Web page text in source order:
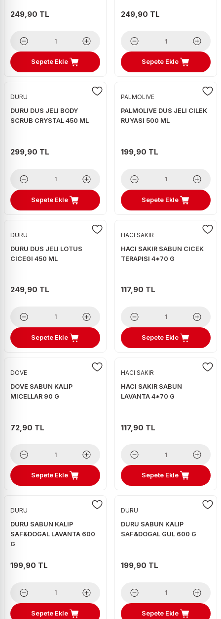
249,90 TL
Sepete Ekle
249,90 TL
Sepete Ekle
DURU
DURU DUS JELI BODY
SCRUB CRYSTAL 450 ML
299,90 TL
Sepete Ekle
PALMOLIVE
PALMOLIVE DUS JELI CILEK
RUYASI 500 ML
199,90 TL
Sepete Ekle
DURU
DURU DUS JELI LOTUS
CICEGI 450 ML
249,90 TL
Sepete Ekle
HACI SAKIR
HACI SAKIR SABUN CICEK
TERAPISI 4*70 G
117,90 TL
Sepete Ekle
DOVE
DOVE SABUN KALIP
MICELLAR 90 G
72,90 TL
Sepete Ekle
HACI SAKIR
HACI SAKIR SABUN
LAVANTA 4*70 G
117,90 TL
Sepete Ekle
DURU
DURU SABUN KALIP
SAF&DOGAL LAVANTA 600
G
199,90 TL
Sepete Ekle
DURU
DURU SABUN KALIP
SAF&DOGAL GUL 600 G
199,90 TL
Sepete Ekle